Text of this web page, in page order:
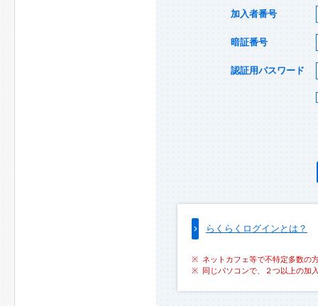
加入者番号
暗証番号
認証用パスワード
らくらくログインとは？
ネットカフェ等で不特定多数の
同じパソコンで、２つ以上の加